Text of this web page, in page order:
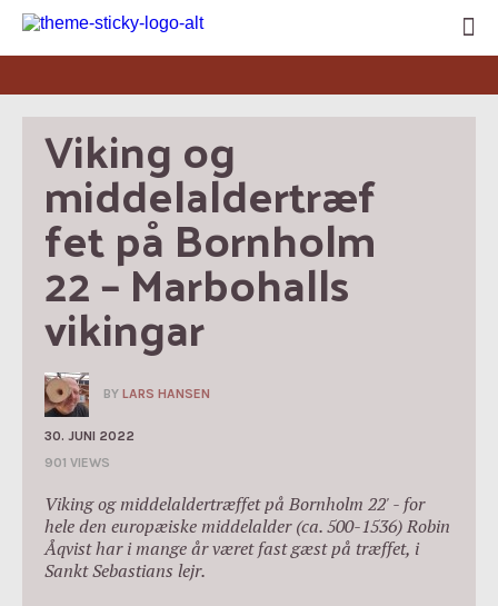
Viking og
middelaldertræf
fet på Bornholm
22 – Marbohalls
vikingar
BY LARS HANSEN
30. JUNI 2022
901 VIEWS
Viking og middelaldertræffet på Bornholm 22' - for
hele den europæiske middelalder (ca. 500-1536) Robin
Åqvist har i mange år været fast gæst på træffet, i
Sankt Sebastians lejr.